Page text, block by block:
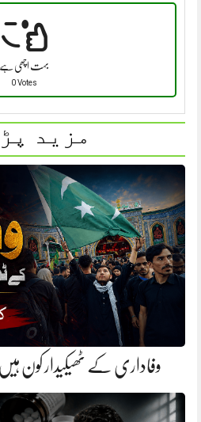
بہت اچھی ہے
0 Votes
مزید
وفاداری کے ٹھیکیدار کون